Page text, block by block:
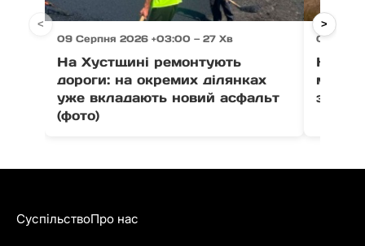
09 Серпня 2026 +03:00 — 27 Хв
На Хустщині ремонтують
дороги: на окремих ділянках
уже вкладають новий асфальт
(фото)
09
На
< >
СуспільствоПро нас